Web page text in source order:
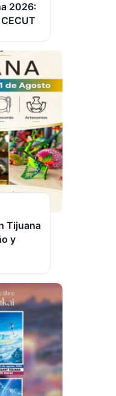
2026:
Tijuana
y